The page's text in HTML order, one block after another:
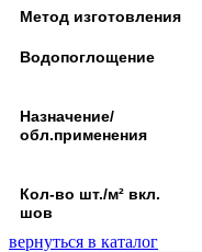
Метод изготовления
Водопоглощение
Назначение/
обл.применения
Кол-во шт./м² вкл.
шов
вернуться в каталог